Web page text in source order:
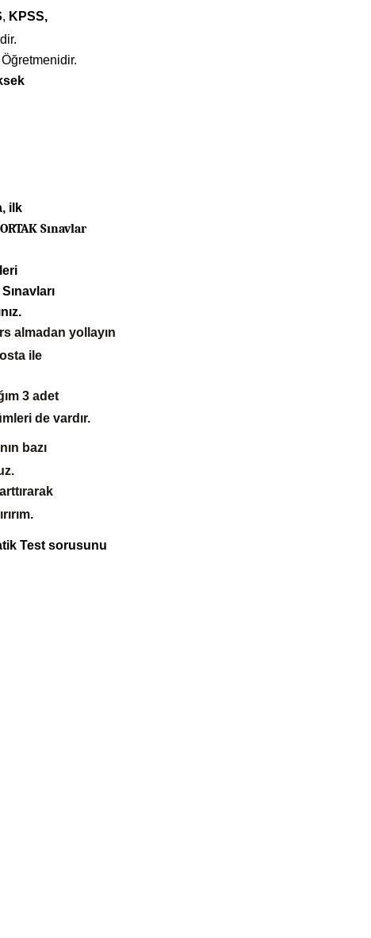
, KPSS,
ilk
Sınavlar
nız.
almadan yollayın
ile
3 adet
de vardır.
bazı
Test sorusunu